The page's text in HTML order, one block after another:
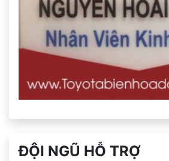
ĐỘI NGŨ HỖ TRỢ